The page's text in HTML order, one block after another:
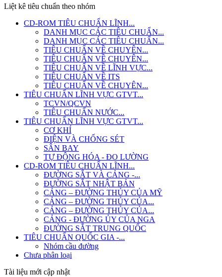
Liệt kê tiêu chuẩn theo nhóm
CD-ROM TIÊU CHUẨN LĨNH...
DANH MỤC CÁC TIÊU CHUẨN...
DANH MỤC CÁC TIÊU CHUẨN...
TIÊU CHUẨN VỀ CHUYÊN...
TIÊU CHUẨN VỀ CHUYÊN...
TIÊU CHUẨN VỀ LĨNH VỰC...
TIÊU CHUẨN VỀ ITS
TIÊU CHUẨN VỀ CHUYÊN...
TIÊU CHUẨN LĨNH VỰC GTVT...
TCVN/QCVN
TIÊU CHUẨN NƯỚC...
TIÊU CHUẨN LĨNH VỰC GTVT...
CƠ KHÍ
ĐIỆN VÀ CHỐNG SÉT
SÂN BAY
TỰ ĐỘNG HÓA - ĐO LƯỜNG
CD-ROM TIÊU CHUẨN LĨNH...
ĐƯỜNG SẮT VÀ CẢNG -...
ĐƯỜNG SẮT NHẬT BẢN
CẢNG – ĐƯỜNG THỦY CỦA MỸ
CẢNG – ĐƯỜNG THỦY CỦA...
CẢNG – ĐƯỜNG THỦY CỦA...
CẢNG - ĐƯỜNG ỦY CỦA NGA
ĐƯỜNG SẮT TRUNG QUỐC
TIÊU CHUẨN QUỐC GIA -...
Nhóm cầu đường
Chưa phân loại
Tài liệu mới cập nhật